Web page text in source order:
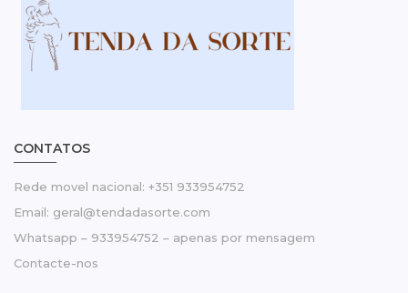
CONTATOS
Rede movel nacional: +351 933954752
Email: geral@tendadasorte.com
Whatsapp – 933954752 – apenas por mensagem
Contacte-nos